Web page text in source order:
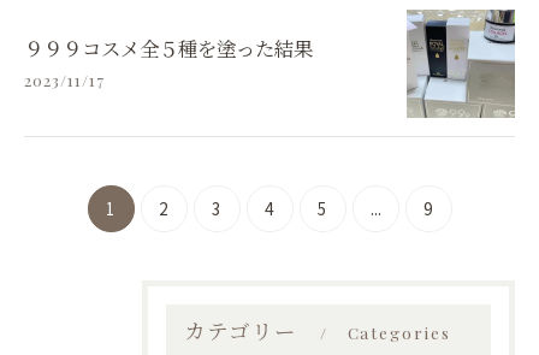
９９９コスメ全５種を塗った結果
2023/11/17
1 2 3 4 5 ... 9
カテゴリー Categories